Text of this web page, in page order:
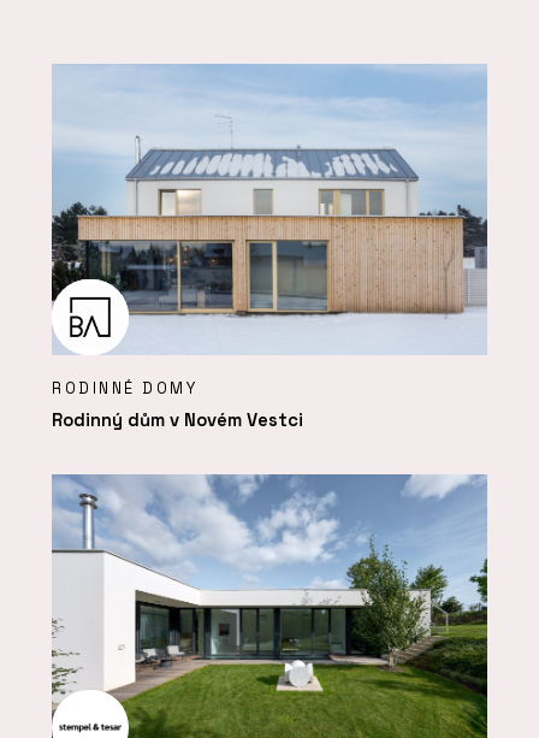
RODINNÉ DOMY
Rodinný dům v Novém Vestci